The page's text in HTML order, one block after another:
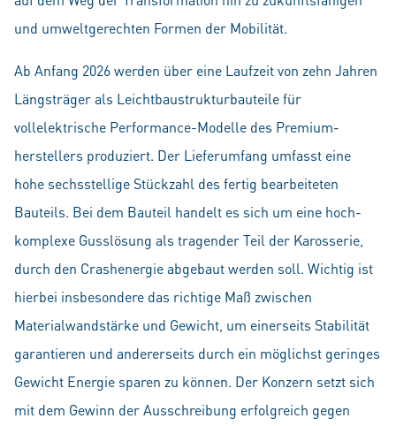
und umweltgerechten Formen der Mobilität.
Ab Anfang 2026 werden über eine Laufzeit von zehn Jahren
Längsträger als Leichtbaustrukturbauteile für
vollelektrische Performance-Modelle des Premium­
herstellers produziert. Der Lieferumfang umfasst eine
hohe sechsstellige Stückzahl des fertig bearbeiteten
Bauteils. Bei dem Bauteil handelt es sich um eine hoch­
komplexe Gusslösung als tragender Teil der Karosserie,
durch den Crashenergie abgebaut werden soll. Wichtig ist
hierbei insbesondere das richtige Maß zwischen
Materialwandstärke und Gewicht, um einerseits Stabilität
garantieren und andererseits durch ein möglichst geringes
Gewicht Energie sparen zu können. Der Konzern setzt sich
mit dem Gewinn der Ausschreibung erfolgreich gegen